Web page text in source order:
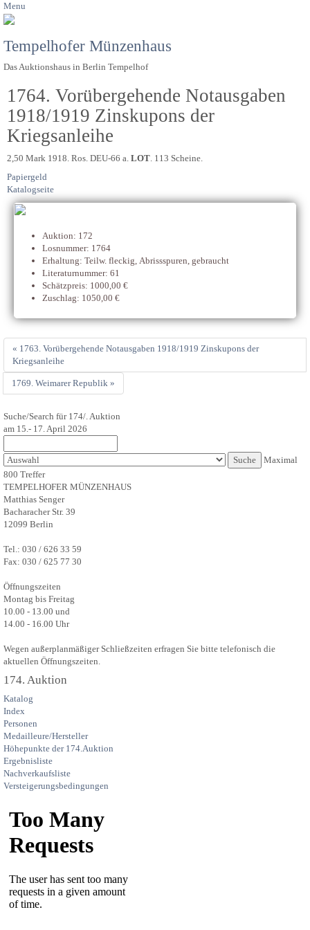
Menu
Tempelhofer Münzenhaus
Das Auktionshaus in Berlin Tempelhof
1764. Vorübergehende Notausgaben
1918/1919 Zinskupons der
Kriegsanleihe
2,50 Mark 1918. Ros. DEU-66 a. LOT. 113 Scheine.
Papiergeld
Katalogseite
Auktion: 172
Losnummer: 1764
Erhaltung: Teilw. fleckig, Abrissspuren, gebraucht
Literaturnummer: 61
Schätzpreis: 1000,00 €
Zuschlag: 1050,00 €
« 1763. Vorübergehende Notausgaben 1918/1919 Zinskupons der
Kriegsanleihe
1769. Weimarer Republik »
Suche/Search für 174/. Auktion
am 15.- 17. April 2026
Maximal
800 Treffer
TEMPELHOFER MÜNZENHAUS
Matthias Senger
Bacharacher Str. 39
12099 Berlin
Tel.: 030 / 626 33 59
Fax: 030 / 625 77 30
Öffnungszeiten
Montag bis Freitag
10.00 - 13.00 und
14.00 - 16.00 Uhr
Wegen außerplanmäßiger Schließzeiten erfragen Sie bitte telefonisch die
aktuellen Öffnungszeiten.
174. Auktion
Katalog
Index
Personen
Medailleure/Hersteller
Höhepunkte der 174.Auktion
Ergebnisliste
Nachverkaufsliste
Versteigerungsbedingungen